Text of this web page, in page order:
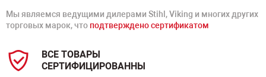
Мы являемся ведущими дилерами Stihl, Viking и многих других
торговых марок, что подтверждено сертификатом
ВСЕ ТОВАРЫ
СЕРТИФИЦИРОВАННЫ